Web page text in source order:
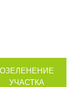
ОЗЕЛЕНЕНИЕ
УЧАСТКА